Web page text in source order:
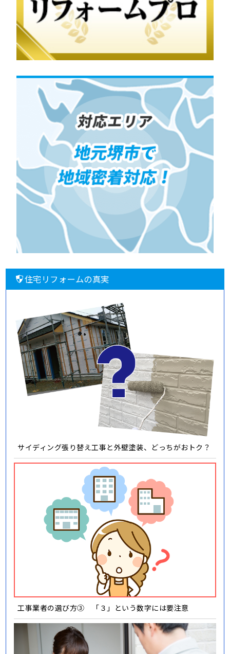
住宅リフォームの真実
サイディング張り替え工事と外壁塗装、どっちがおトク？
工事業者の選び方③ 「３」という数字には要注意